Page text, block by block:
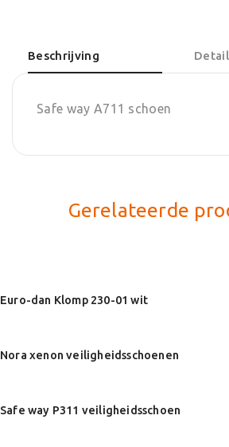
Beschrijving
Safe way A711 schoen
Gerelateerde
Euro-dan Klomp 230-01 wit
Nora xenon veiligheidsschoenen
Safe way P311 veiligheidsschoen